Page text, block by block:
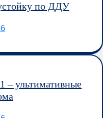
по ДДУ
– ультимативные